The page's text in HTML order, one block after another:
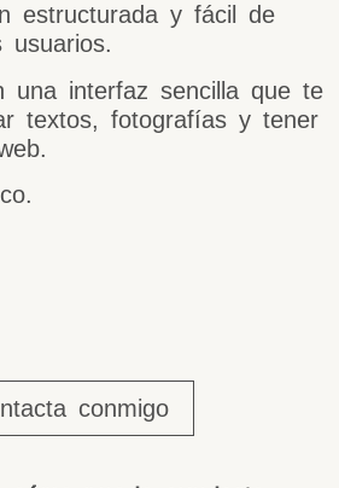
estructurada y fácil de
usuarios.
interfaz sencilla que te
textos, fotografías y tener
conmigo